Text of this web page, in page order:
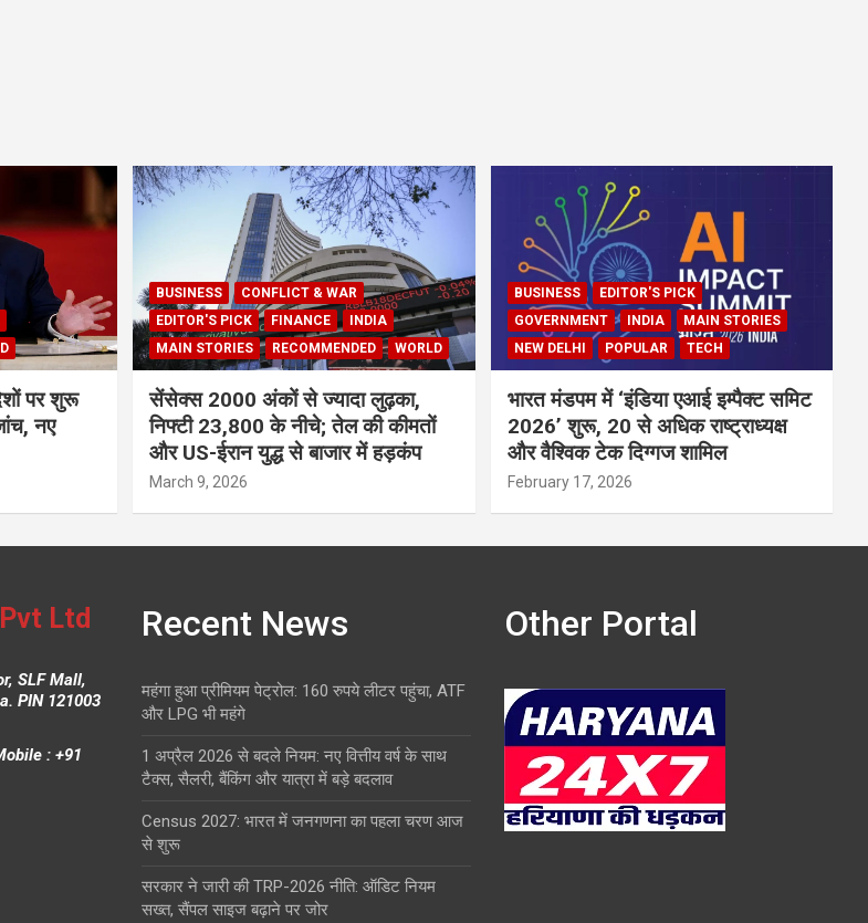
पर शुरू
नए
BUSINESS
CONFLICT & WAR
EDITOR'S PICK
FINANCE
INDIA
MAIN STORIES
RECOMMENDED WORLD
सेंसेक्स 2000 अंकों से ज्यादा लुढ़का,
निफ्टी 23,800 के नीचे; तेल की कीमतों
और US-ईरान युद्ध से बाजार में हड़कंप
March 9, 2026
BUSINESS
EDITOR'S PICK
GOVERNMENT
INDIA
MAIN STORIES
NEW DELHI
POPULAR TECH
भारत मंडपम में ‘इंडिया एआई इम्पैक्ट समिट
2026’ शुरू, 20 से अधिक राष्ट्राध्यक्ष
और वैश्विक टेक दिग्गज शामिल
February 17, 2026
Ltd
SLF Mall,
PIN 121003
: +91
Recent News
महंगा हुआ प्रीमियम पेट्रोल: 160 रुपये लीटर पहुंचा, ATF
और LPG भी महंगे
1 अप्रैल 2026 से बदले नियम: नए वित्तीय वर्ष के साथ
टैक्स, सैलरी, बैंकिंग और यात्रा में बड़े बदलाव
Census 2027: भारत में जनगणना का पहला चरण आज
से शुरू
सरकार ने जारी की TRP-2026 नीति: ऑडिट नियम
सख्त, सैंपल साइज बढ़ाने पर जोर
Other Portal